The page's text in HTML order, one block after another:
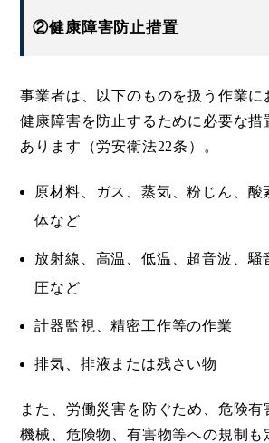
②健康障害防止措置
事業者は、以下のものを扱う作業に
健康障害を防止するために必要な措
あります（労安衛法22条）。
原材料、ガス、蒸気、粉じん、酸
体など
放射線、高温、低温、超音波、騒
圧など
計器監視、精密工作等の作業
排気、排液または残さい物
また、労働災害を防ぐため、危険有
機械、危険物、有害物等への規制も